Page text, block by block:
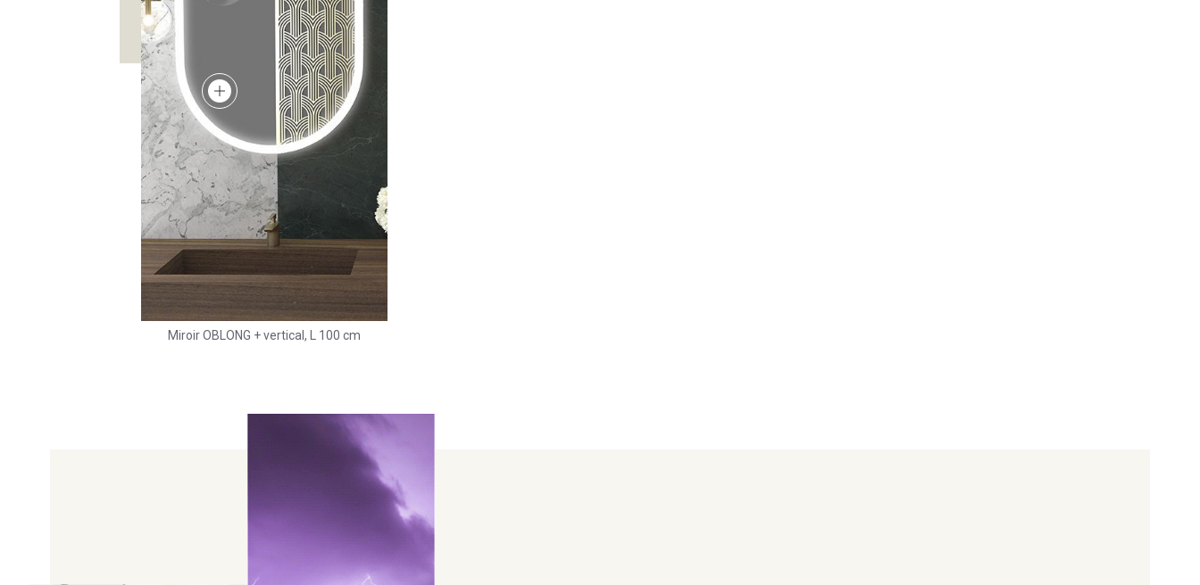
Miroir OBLONG + vertical, L 100 cm